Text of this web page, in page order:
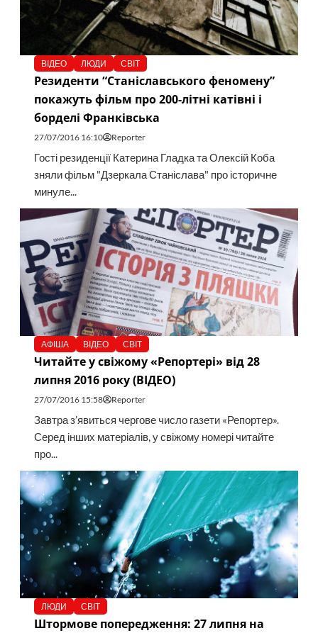
ВІДЕО ЛЮДИ СВІТ
Резиденти “Станіславського феномену”
покажуть фільм про 200-літні катівні і
борделі Франківська
27/07/2016 16:10 Reporter
Гості резиденції Катерина Гладка та Олексій Коба
зняли фільм "Дзеркала Станіслава" про історичне
минуле...
АФІША ВІДЕО СВІТ
Читайте у свіжому «Репортері» від 28
липня 2016 року (ВІДЕО)
27/07/2016 15:58 Reporter
Завтра з’явиться чергове число газети «Репортер».
Серед інших матеріалів, у свіжому номері читайте
про...
ЛЮДИ СВІТ
Штормове попередження: 27 липня на